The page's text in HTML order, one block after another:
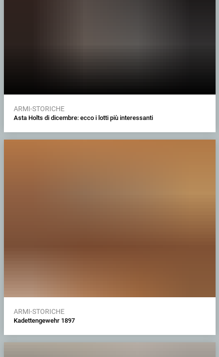
ARMI-STORICHE
Asta Holts di dicembre: ecco i lotti più interessanti
ARMI-STORICHE
Kadettengewehr 1897